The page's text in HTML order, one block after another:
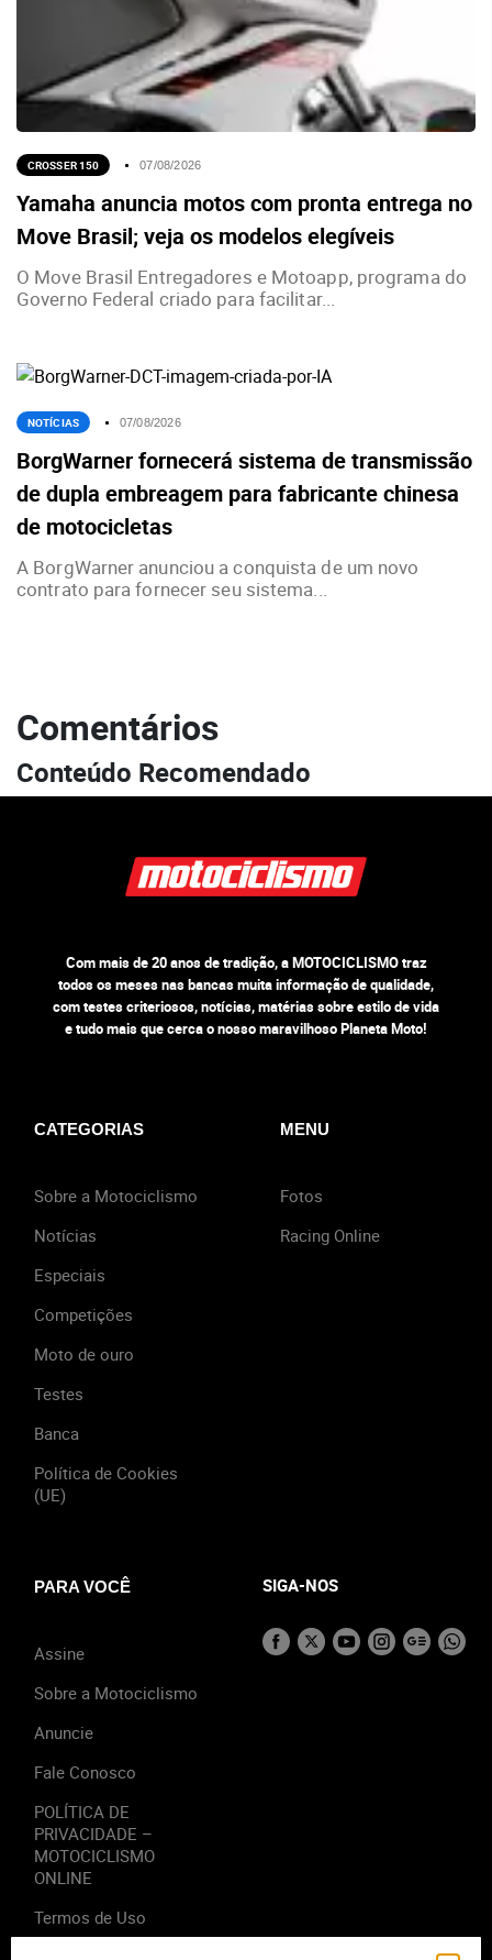
CROSSER 150 07/08/2026
Yamaha anuncia motos com pronta entrega no
Move Brasil; veja os modelos elegíveis
O Move Brasil Entregadores e Motoapp, programa do
Governo Federal criado para facilitar...
NOTÍCIAS 07/08/2026
BorgWarner fornecerá sistema de transmissão
de dupla embreagem para fabricante chinesa
de motocicletas
A BorgWarner anunciou a conquista de um novo
contrato para fornecer seu sistema...
Comentários
Conteúdo Recomendado
Com mais de 20 anos de tradição, a MOTOCICLISMO traz
todos os meses nas bancas muita informação de qualidade,
com testes criteriosos, notícias, matérias sobre estilo de vida
e tudo mais que cerca o nosso maravilhoso Planeta Moto!
CATEGORIAS
Sobre a Motociclismo
Notícias
Especiais
Competições
Moto de ouro
Testes
Banca
Política de Cookies
(UE)
MENU
Fotos
Racing Online
PARA VOCÊ
Assine
Sobre a Motociclismo
Anuncie
Fale Conosco
POLÍTICA DE
PRIVACIDADE –
MOTOCICLISMO
ONLINE
Termos de Uso
SIGA-NOS